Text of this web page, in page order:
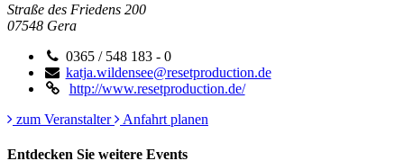
Straße des Friedens 200
07548 Gera
0365 / 548 183 - 0
katja.wildensee@resetproduction.de
http://www.resetproduction.de/
zum Veranstalter
Anfahrt planen
Entdecken Sie weitere Events